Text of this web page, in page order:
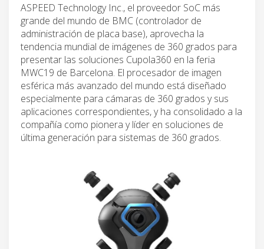
ASPEED Technology Inc., el proveedor SoC más
grande del mundo de BMC (controlador de
administración de placa base), aprovecha la
tendencia mundial de imágenes de 360 grados para
presentar las soluciones Cupola360 en la feria
MWC19 de Barcelona. El procesador de imagen
esférica más avanzado del mundo está diseñado
especialmente para cámaras de 360 grados y sus
aplicaciones correspondientes, y ha consolidado a la
compañía como pionera y líder en soluciones de
última generación para sistemas de 360 grados.